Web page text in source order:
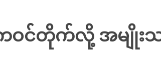
ဝင်တိုက်လို့ အမျိုးသ